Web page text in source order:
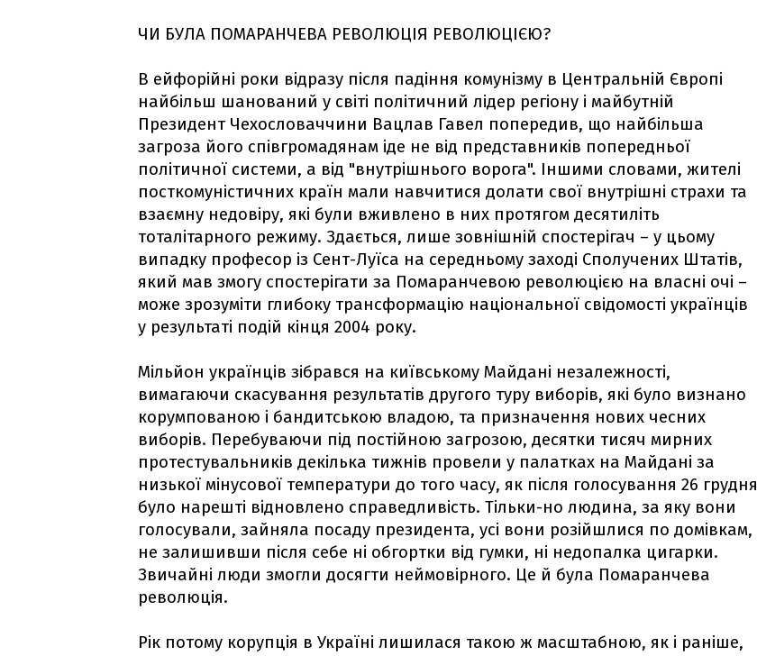
ЧИ БУЛА ПОМАРАНЧЕВА РЕВОЛЮЦІЯ РЕВОЛЮЦІЄЮ?
В ейфорійні роки відразу після падіння комунізму в Центральній Європі
найбільш шанований у світі політичний лідер регіону і майбутній
Президент Чехословаччини Вацлав Гавел попередив, що найбільша
загроза його співгромадянам іде не від представників попередньої
політичної системи, а від "внутрішнього ворога". Іншими словами, жителі
посткомуністичних країн мали навчитися долати свої внутрішні страхи та
взаємну недовіру, які були вживлено в них протягом десятиліть
тоталітарного режиму. Здається, лише зовнішній спостерігач – у цьому
випадку професор із Сент-Луїса на середньому заході Сполучених Штатів,
який мав змогу спостерігати за Помаранчевою революцією на власні очі –
може зрозуміти глибоку трансформацію національної свідомості українців
у результаті подій кінця 2004 року.
Мільйон українців зібрався на київському Майдані незалежності,
вимагаючи скасування результатів другого туру виборів, які було визнано
корумпованою і бандитською владою, та призначення нових чесних
виборів. Перебуваючи під постійною загрозою, десятки тисяч мирних
протестувальників декілька тижнів провели у палатках на Майдані за
низької мінусової температури до того часу, як після голосування 26 грудня
було нарешті відновлено справедливість. Тільки-но людина, за яку вони
голосували, зайняла посаду президента, усі вони розійшлися по домівкам,
не залишивши після себе ні обгортки від гумки, ні недопалка цигарки.
Звичайні люди змогли досягти неймовірного. Це й була Помаранчева
революція.
Рік потому корупція в Україні лишилася такою ж масштабною, як і раніше,